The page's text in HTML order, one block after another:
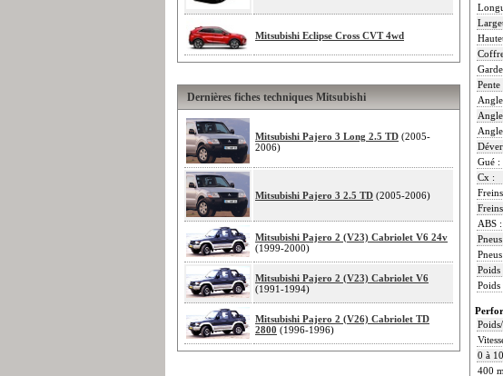
Mitsubishi Eclipse Cross CVT 4wd
Dernières fiches techniques Mitsubishi
Mitsubishi Pajero 3 Long 2.5 TD (2005-
2006)
Mitsubishi Pajero 3 2.5 TD (2005-2006)
Mitsubishi Pajero 2 (V23) Cabriolet V6 24v
(1999-2000)
Mitsubishi Pajero 2 (V23) Cabriolet V6
(1991-1994)
Mitsubishi Pajero 2 (V26) Cabriolet TD
2800 (1996-1996)
Gué :
Cx :
ABS :
Poids
Poids
0 à
400